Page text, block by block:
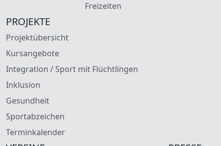
Freizeiten
PROJEKTE
Projektübersicht
Kursangebote
Integration / Sport mit Flüchtlingen
Inklusion
Gesundheit
Sportabzeichen
Terminkalender